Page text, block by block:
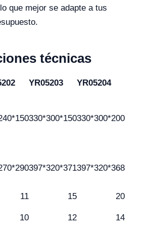
que mejor se adapte a tus
técnicas
YR05203
YR05204
330*300*150330*300*200
397*320*371397*320*368
11 15
20
10 12 14